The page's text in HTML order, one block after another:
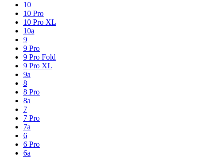
10
10 Pro
10 Pro XL
10a
9
9 Pro
9 Pro Fold
9 Pro XL
9a
8
8 Pro
8a
7
7 Pro
7a
6
6 Pro
6a